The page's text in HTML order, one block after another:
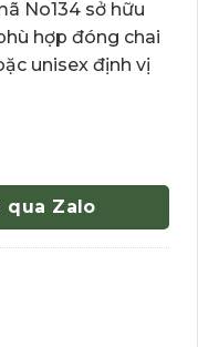
No134 sở hữu
hợp đóng chai
unisex định vị
qua Zalo